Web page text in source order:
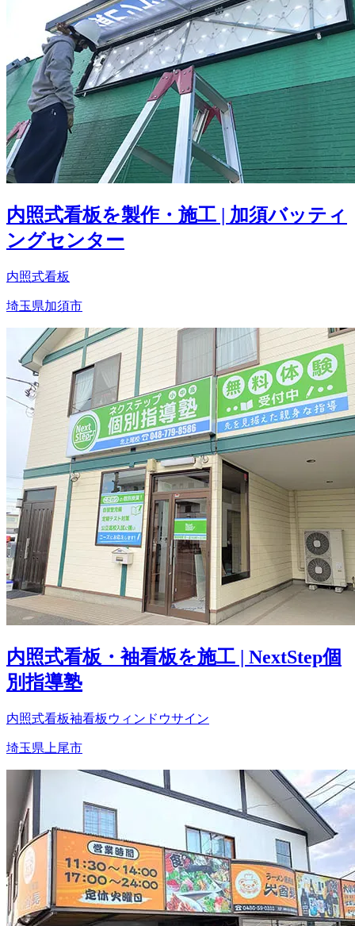
内照式看板を製作・施工 | 加須バッティ
ングセンター
内照式看板
埼玉県加須市
内照式看板・袖看板を施工 | NextStep個
別指導塾
内照式看板袖看板 ウィンドウサイン
埼玉県上尾市